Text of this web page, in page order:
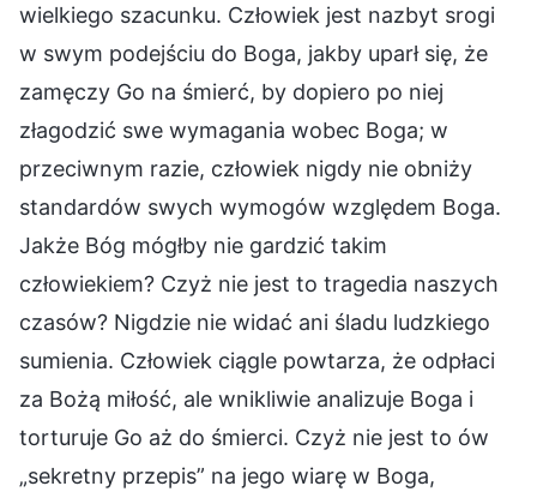
wielkiego szacunku. Człowiek jest nazbyt srogi
w swym podejściu do Boga, jakby uparł się, że
zamęczy Go na śmierć, by dopiero po niej
złagodzić swe wymagania wobec Boga; w
przeciwnym razie, człowiek nigdy nie obniży
standardów swych wymogów względem Boga.
Jakże Bóg mógłby nie gardzić takim
człowiekiem? Czyż nie jest to tragedia naszych
czasów? Nigdzie nie widać ani śladu ludzkiego
sumienia. Człowiek ciągle powtarza, że odpłaci
za Bożą miłość, ale wnikliwie analizuje Boga i
torturuje Go aż do śmierci. Czyż nie jest to ów
„sekretny przepis” na jego wiarę w Boga,